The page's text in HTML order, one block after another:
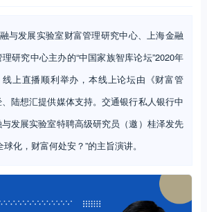
与发展实验室财富管理研究中心、上海金融
研究中心主办的“中国家族智库论坛”2020年
上直播顺利举办，本线上论坛由《财富管
陆想汇提供媒体支持。交通银行私人银行中
发展实验室特聘高级研究员（邀）桂泽发先
化，财富何处安？”的主旨演讲。